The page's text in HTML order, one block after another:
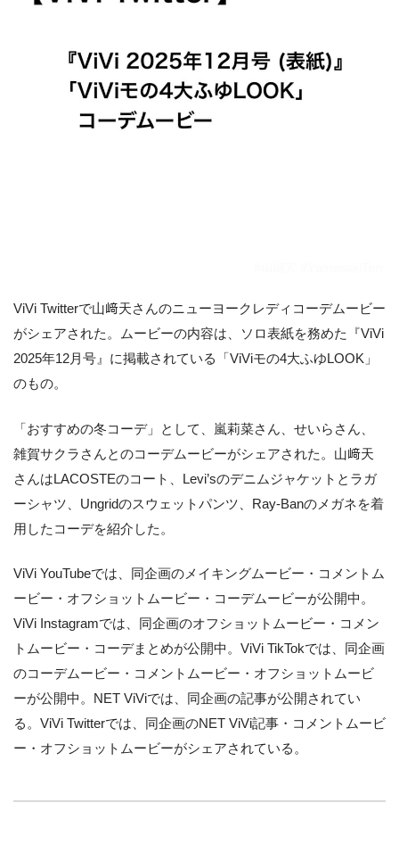
ViVi Twitterで山﨑天さんのニューヨークレディコーデムービー
がシェアされた。ムービーの内容は、ソロ表紙を務めた『ViVi
2025年12月号』に掲載されている「ViViモの4大ふゆLOOK」
のもの。
「おすすめの冬コーデ」として、嵐莉菜さん、せいらさん、
雑賀サクラさんとのコーデムービーがシェアされた。山﨑天
さんはLACOSTEのコート、Levi’sのデニムジャケットとラガ
ーシャツ、Ungridのスウェットパンツ、Ray-Banのメガネを着
用したコーデを紹介した。
ViVi YouTubeでは、同企画のメイキングムービー・コメントム
ービー・オフショットムービー・コーデムービーが公開中。
ViVi Instagramでは、同企画のオフショットムービー・コメン
トムービー・コーデまとめが公開中。ViVi TikTokでは、同企画
のコーデムービー・コメントムービー・オフショットムービ
ーが公開中。NET ViViでは、同企画の記事が公開されてい
る。ViVi Twitterでは、同企画のNET ViVi記事・コメントムービ
ー・オフショットムービーがシェアされている。